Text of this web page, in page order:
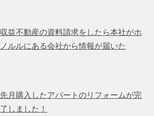
収益不動産の資料請求をしたら本社がホ
ノルルにある会社から情報が届いた
先月購入したアパートのリフォームが完
了しました！